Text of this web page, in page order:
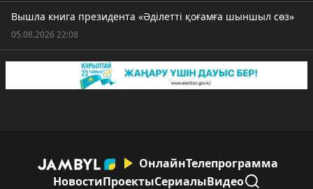
Вышла книга президента «Әділетті қоғамға шыншыл сөз»
05.08.2026 22:08
ОнлайнТелепрограмма
НовостиПроектыСериалыВидео